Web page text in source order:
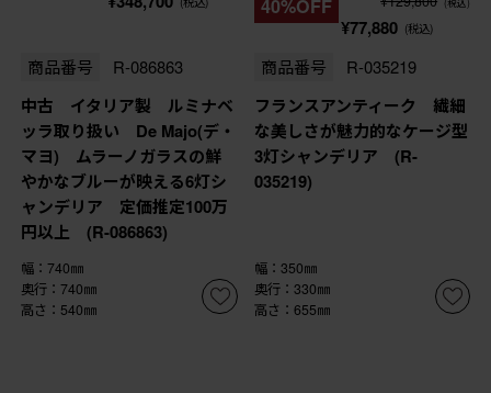
商品番号 R-086863
中古 イタリア製 ルミナベ
ッラ取り扱い De Majo(デ・
マヨ) ムラーノガラスの鮮
やかなブルーが映える6灯シ
ャンデリア 定価推定100万
円以上 (R-086863)
幅：740㎜
奥行：740㎜
高さ：540㎜
40%OFF
¥77,880 (税込)
商品番号 R-035219
フランスアンティーク 繊細
な美しさが魅力的なケージ型
3灯シャンデリア (R-
035219)
幅：350㎜
奥行：330㎜
高さ：655㎜